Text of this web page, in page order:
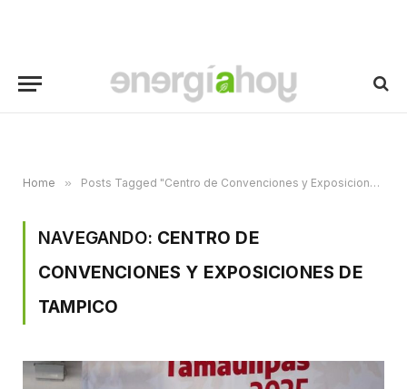
Home » Posts Tagged "Centro de Convenciones y Exposiciones de Tampico"
NAVEGANDO: CENTRO DE
CONVENCIONES Y EXPOSICIONES DE
TAMPICO